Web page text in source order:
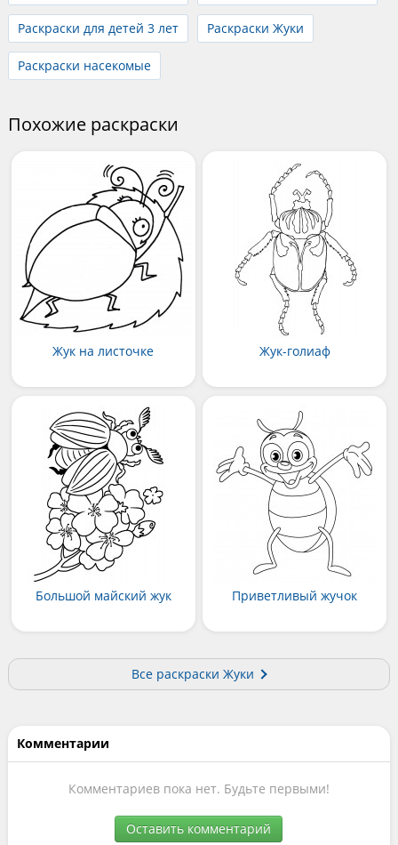
Раскраски для детей 3 лет Раскраски Жуки
Раскраски насекомые
Похожие раскраски
Жук на листочке Жук-голиаф
Большой майский жук Приветливый жучок
Все раскраски Жуки
Комментарии
Комментариев пока нет. Будьте первыми!
Оставить комментарий